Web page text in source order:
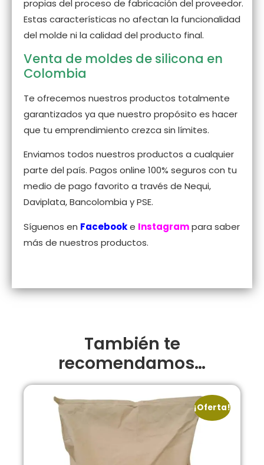
propias del proceso de fabricación del proveedor.
Estas características no afectan la funcionalidad
del molde ni la calidad del producto final.
Venta de moldes de silicona en
Colombia
Te ofrecemos nuestros productos totalmente
garantizados ya que nuestro propósito es hacer
que tu emprendimiento crezca sin límites.
Enviamos todos nuestros productos a cualquier
parte del país. Pagos online 100% seguros con tu
medio de pago favorito a través de Nequi,
Daviplata, Bancolombia y PSE.
Síguenos en Facebooke Instagrampara saber
más de nuestros productos.
También te
recomendamos…
¡Oferta!